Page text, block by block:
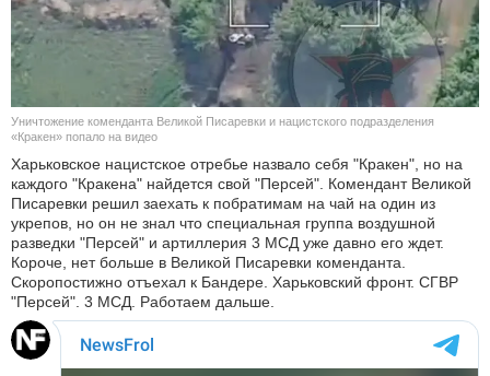
НАУКА
СПОРТ
ШОУ-БИЗНЕС
АВТО И МОТО
ЭГОИЗМ
БЛОГ
Уничтожение коменданта Великой Писаревки и нацистского подразделения
«Кракен» попало на видео
Харьковское нацистское отребье назвало себя "Кракен", но на
каждого "Кракена" найдется свой "Персей". Комендант Великой
Писаревки решил заехать к побратимам на чай на один из
укрепов, но он не знал что специальная группа воздушной
разведки "Персей" и артиллерия 3 МСД уже давно его ждет.
Короче, нет больше в Великой Писаревки коменданта.
Скоропостижно отъехал к Бандере. Харьковский фронт. СГВР
"Персей". 3 МСД. Работаем дальше.